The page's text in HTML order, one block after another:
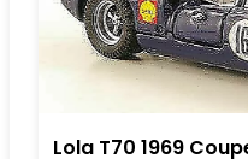
Lola T70 1969